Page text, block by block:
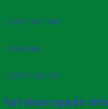
0911 631 949
Ms.Oanh
0914 766 135
hạt nhựa nguyên sinh